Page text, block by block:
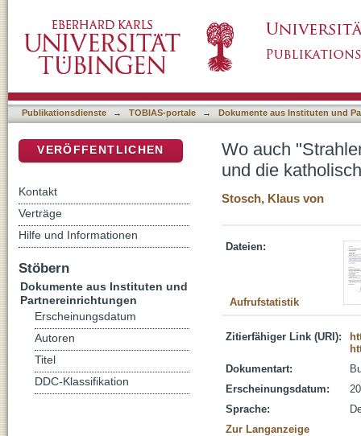
Publikationsdienste → TOBIAS-portale → Dokumente aus Instituten und
Wo auch
und die
Stosch, Klaus von
Dateien:
Aufrufstatistik
Zitierfähiger Link (URI):
Dokumentart:
Erscheinungsdatum:
Sprache:
Zur Langanzeige
VERÖFFENTLICHEN
Kontakt
Verträge
Hilfe und Informationen
Stöbern
Dokumente aus Instituten und
Partnereinrichtungen
Erscheinungsdatum
Autoren
Titel
DDC-Klassifikation